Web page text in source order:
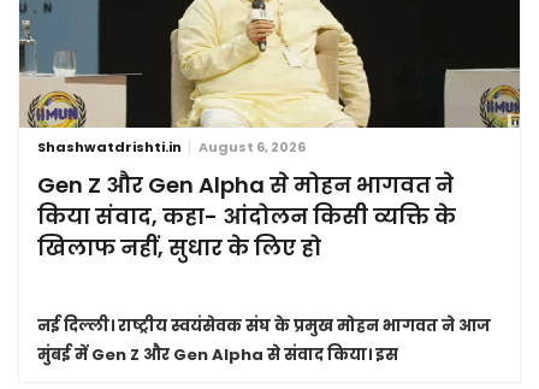
Shashwatdrishti.in August 6, 2026
Gen Z और Gen Alpha से मोहन भागवत ने
किया संवाद, कहा- आंदोलन किसी व्यक्ति के
खिलाफ नहीं, सुधार के लिए हो
नई दिल्ली।राष्ट्रीय स्वयंसेवक संघ के प्रमुख मोहन भागवत ने आज
मुंबई में Gen Z और Gen Alpha से संवाद किया। इस